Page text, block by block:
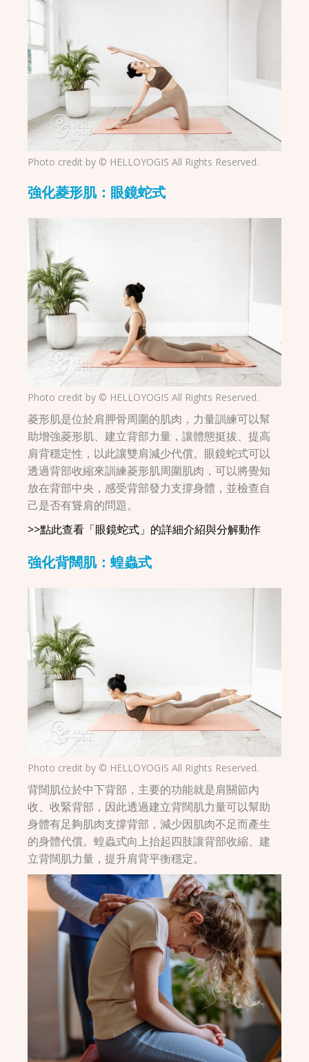
Photo credit by © HELLOYOGIS All Rights Reserved.
強化菱形肌：眼鏡蛇式
Photo credit by © HELLOYOGIS All Rights Reserved.
菱形肌是位於肩胛骨周圍的肌肉，力量訓練可以幫
助增強菱形肌、建立背部力量，讓體態挺拔、提高
肩背穩定性，以此讓雙肩減少代償。眼鏡蛇式可以
透過背部收縮來訓練菱形肌周圍肌肉，可以將覺知
放在背部中央，感受背部發力支撐身體，並檢查自
己是否有聳肩的問題。
>>點此查看「眼鏡蛇式」的詳細介紹與分解動作
強化背闊肌：蝗蟲式
Photo credit by © HELLOYOGIS All Rights Reserved.
背闊肌位於中下背部，主要的功能就是肩關節內
收、收緊背部，因此透過建立背闊肌力量可以幫助
身體有足夠肌肉支撐背部，減少因肌肉不足而產生
的身體代償。蝗蟲式向上抬起四肢讓背部收縮、建
立背闊肌力量，提升肩背平衡穩定。